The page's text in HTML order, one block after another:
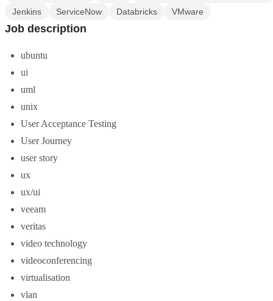
Jenkins
ServiceNow Databricks VMware
Job description
ubuntu
ui
uml
unix
User Acceptance Testing
User Journey
user story
ux
ux/ui
veeam
veritas
video technology
videoconferencing
virtualisation
vlan